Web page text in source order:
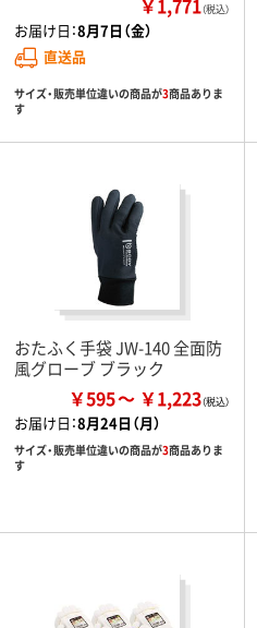
（税込）
お届け日：8月7日（金）
直送品
サイズ・販売単位違いの商品が3商品ありま
す
おたふく手袋 JW-140 全面防
風グローブ ブラック
￥595 ￥1,223
お届け日：8月24日（月）
サイズ・販売単位違いの商品が3商品ありま
す